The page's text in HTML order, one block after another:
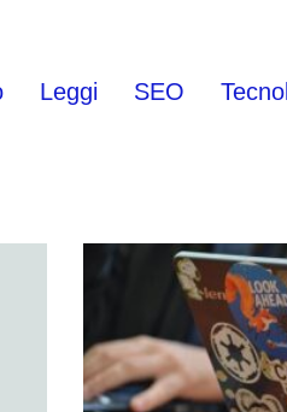
Leggi SEO